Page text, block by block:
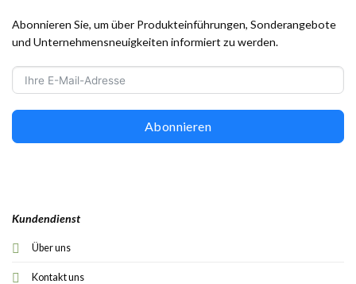
Kundendienst
Über uns
Kontakt uns
Abonnieren Sie, um über Produkteinführungen, Sonderangebote
und Unternehmensneuigkeiten informiert zu werden.
Abonnieren